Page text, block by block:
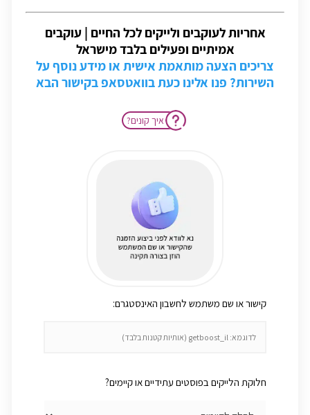
אחריות לעוקבים ולייקים לכל החיים | עוקבים
אמיתיים ופעילים בלבד מישראל
צריכים הצעה מותאמת אישית או מידע נוסף על
השירות? פנו אלינו כעת בוואטסאפ בקישור הבא
?איך קונים
:קישור או שם משתמש לחשבון האינסטגרם
חלוקת הלייקים בפוסטים עתידיים או קיימים?